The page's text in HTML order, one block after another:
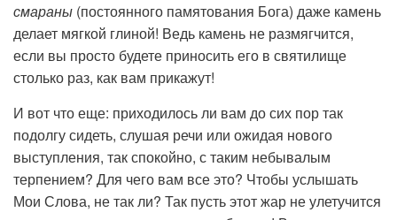
смараны (постоянного памятования Бога) даже камень
делает мягкой глиной! Ведь камень не размягчится,
если вы просто будете приносить его в святилище
столько раз, как вам прикажут!
И вот что еще: приходилось ли вам до сих пор так
подолгу сидеть, слушая речи или ожидая нового
выступления, так спокойно, с таким небывалым
терпением? Для чего вам все это? Чтобы услышать
Мои Слова, не так ли? Так пусть этот жар не улетучится